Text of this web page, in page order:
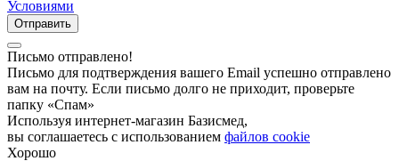
Условиями
Отправить
Письмо отправлено!
Письмо для подтверждения вашего Email успешно отправлено
вам на почту. Если письмо долго не приходит, проверьте
папку «Спам»
Используя интернет-магазин Базисмед,
вы соглашаетесь с использованием файлов cookie
Хорошо